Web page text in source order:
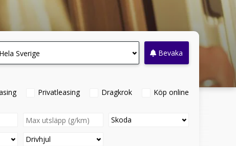
Hela Sverige Bevaka
Privatleasing Dragkrok Köp online
Drivhjul
Skoda